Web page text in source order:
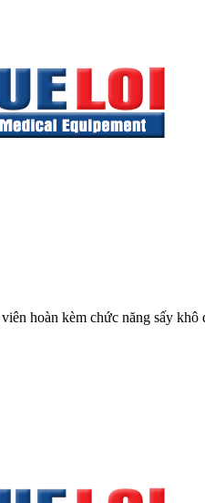
hoàn kèm chức năng sấy khô